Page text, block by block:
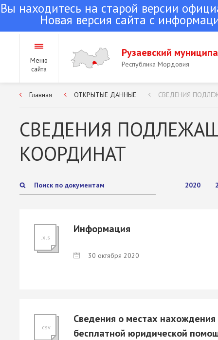
Вы находитесь на старой версии
Новая версия сайта с
Меню
сайта
Рузаевский
Республика Мордовия
Городское поселение
Сельские поселения
района
Главная ОТКРЫТЫЕ ДАННЫЕ СВЕДЕНИЯ
СВЕДЕНИЯ
КООРДИНАТ
2020
.xls
Информация
30 октября 2020
.csv
Сведения о местах
бесплатной юридической